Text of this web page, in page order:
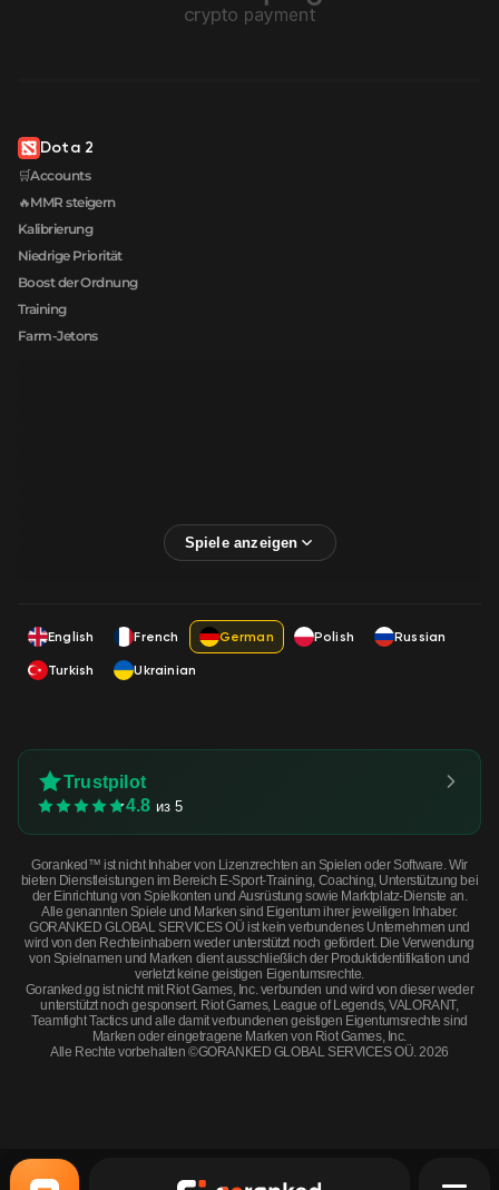
Dota 2
🛒Accounts
🔥MMR steigern
Kalibrierung
Niedrige Priorität
Boost der Ordnung
Training
Farm-Jetons
English French German Polish
Russian
Turkish
Ukrainian
Trustpilot
4.8 из 5
Goranked™ ist nicht Inhaber von Lizenzrechten an Spielen oder Software. Wir
bieten Dienstleistungen im Bereich E-Sport-Training, Coaching, Unterstützung bei
der Einrichtung von Spielkonten und Ausrüstung sowie Marktplatz-Dienste an.
Alle genannten Spiele und Marken sind Eigentum ihrer jeweiligen Inhaber.
GORANKED GLOBAL SERVICES OÜ ist kein verbundenes Unternehmen und
wird von den Rechteinhabern weder unterstützt noch gefördert. Die Verwendung
von Spielnamen und Marken dient ausschließlich der Produktidentifikation und
verletzt keine geistigen Eigentumsrechte.
Goranked.gg ist nicht mit Riot Games, Inc. verbunden und wird von dieser weder
unterstützt noch gesponsert. Riot Games, League of Legends, VALORANT,
Teamfight Tactics und alle damit verbundenen geistigen Eigentumsrechte sind
Marken oder eingetragene Marken von Riot Games, Inc.
Alle Rechte vorbehalten ©GORANKED GLOBAL SERVICES OÜ. 2026